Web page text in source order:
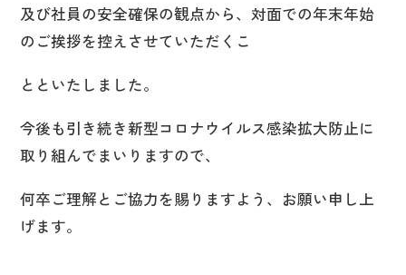
及び社員の安全確保の観点から、対面での年末年始
のご挨拶を控えさせていただくこ
とといたしました。
今後も引き続き新型コロナウイルス感染拡大防止に
取り組んでまいりますので、
何卒ご理解とご協力を賜りますよう、お願い申し上
げます。